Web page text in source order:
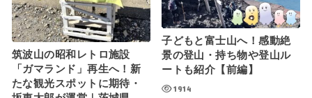
筑波山の昭和レトロ施設
「ガマランド」再生へ！新
たな観光スポットに期待・
子どもと富士山へ！感動絶
景の登山・持ち物や登山ル
ートも紹介【前編】
1914